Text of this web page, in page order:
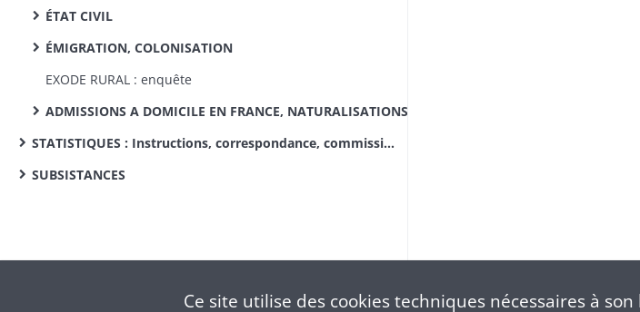
ÉTAT CIVIL
ÉMIGRATION, COLONISATION
EXODE RURAL : enquête
ADMISSIONS A DOMICILE EN FRANCE, NATURALISATIONS
STATISTIQUES : Instructions, correspondance, commissions de statistique cantonale, enquêtes sur des sujets divers
SUBSISTANCES
Ce site utilise des cookiestechniques nécessaires à